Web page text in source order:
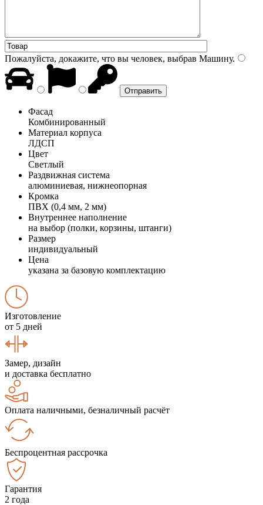
Пожалуйста, докажите, что вы человек, выбрав Машину.
Фасад
Комбинированный
Материал корпуса
ЛДСП
Цвет
Светлый
Раздвижная система
алюминиевая, нижнеопорная
Кромка
ПВХ (0,4 мм, 2 мм)
Внутреннее наполнение
на выбор (полки, корзины, штанги)
Размер
индивидуальный
Цена
указана за базовую комплектацию
Изготовление
от 5 дней
Замер, дизайн
и доставка бесплатно
Оплата наличными, безналичный расчёт
Беспроцентная рассрочка
Гарантия
2 года